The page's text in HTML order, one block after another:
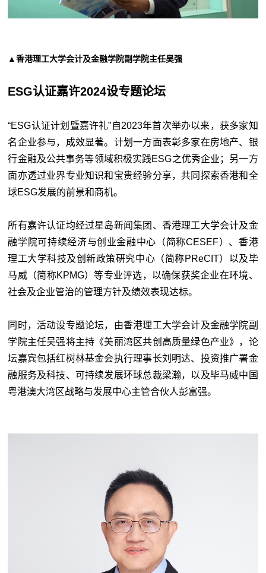
▲香港理工大学会计及金融学院副学院主任吴强
ESG认证嘉许2024设专题论坛
“ESG认证计划暨嘉许礼”自2023年首次举办以来，获多家知
名企业参与，成效显著。计划一方面表彰多家在房地产、银
行金融及公共事务等领域积极实践ESG之优秀企业；另一方
面亦透过业界专业知识和宝贵经验分享，共同探索香港和全
球ESG发展的前景和商机。
所有嘉许认证均经过星岛新闻集团、香港理工大学会计及金
融学院可持续经济与创业金融中心（简称CESEF）、香港
理工大学科技及创新政策硏究中心（简称PReCIT）以及毕
马威（简称KPMG）等专业评选，以确保获奖企业在环境、
社会及企业管治的管理方针及绩效表现达标。
同时，活动设专题论坛，由香港理工大学会计及金融学院副
学院主任吴强将主持《美丽湾区共创高质量绿色产业》，论
坛嘉宾包括红树林基金会执行理事长刘明达、投资推广署金
融服务及科技、可持续发展环球总裁梁瀚，以及毕马威中国
粤港澳大湾区战略与发展中心主管合伙人彭富强。